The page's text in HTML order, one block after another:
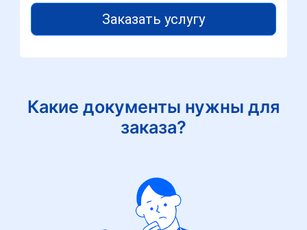
Заказать услугу
Какие документы нужны для
заказа?